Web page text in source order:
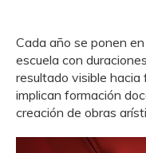
Cada año se ponen
escuela con
resultado visible hacia
implican formación
creación de obras